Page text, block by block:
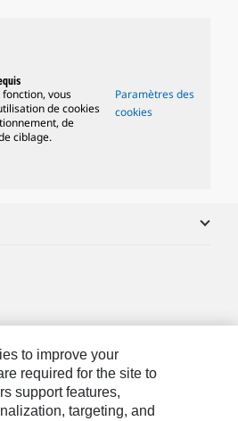
vous
de cookies
de
ciblage.
Paramètres des
cookies
to improve your
required for the site to
support features,
targeting, and